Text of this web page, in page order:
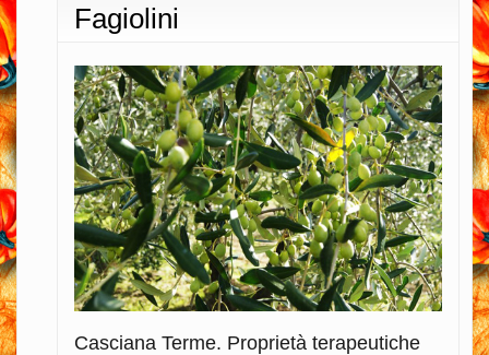
Fagiolini
Casciana Terme. Proprietà terapeutiche